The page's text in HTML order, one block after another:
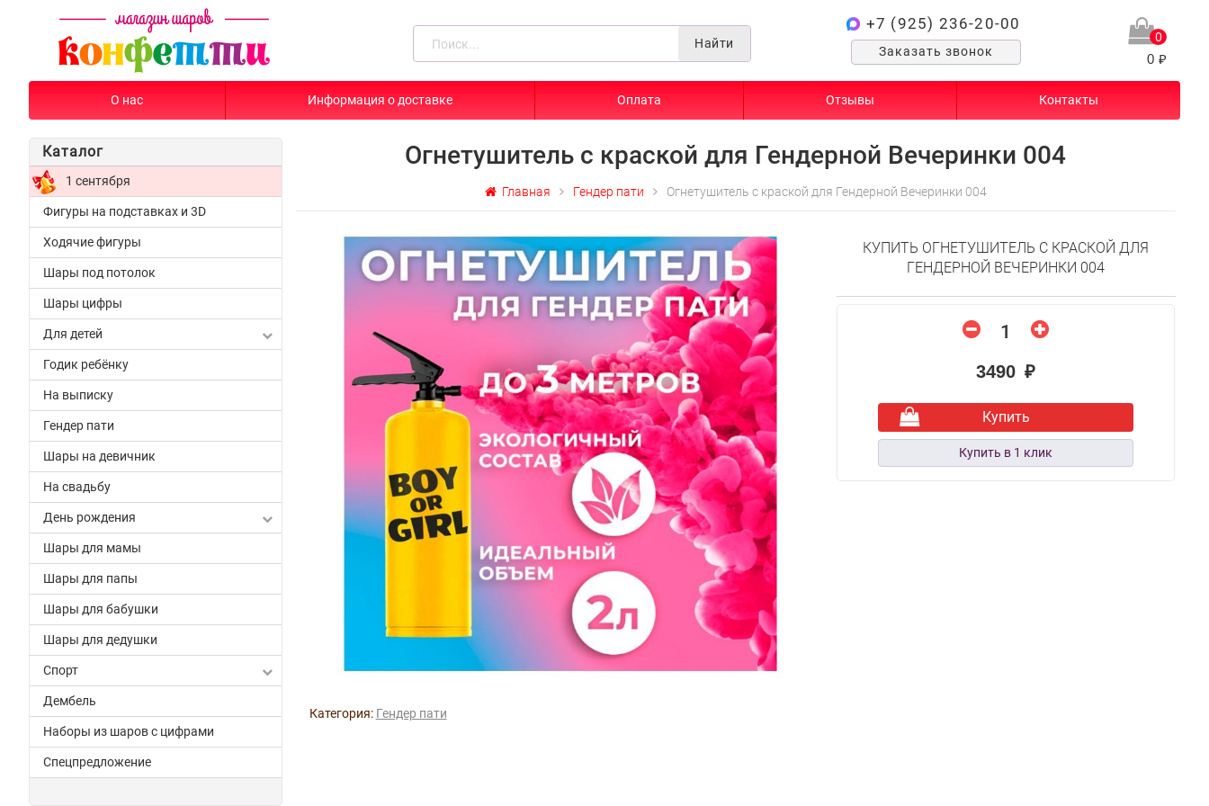
Найти
+7 (925) 236-20-00
Заказать звонок
0
0 ₽
О нас Информация о доставке Оплата Отзывы Контакты
Каталог
1 сентября
Фигуры на подставках и 3D
Ходячие фигуры
Шары под потолок
Шары цифры
Для детей
Годик ребёнку
На выписку
Гендер пати
Шары на девичник
На свадьбу
День рождения
Шары для мамы
Шары для папы
Шары для бабушки
Шары для дедушки
Спорт
Дембель
Наборы из шаров с цифрами
Спецпредложение
Огнетушитель с краской для Гендерной Вечеринки 004
Главная Гендер пати Огнетушитель с краской для Гендерной Вечеринки 004
Категория: Гендер пати
КУПИТЬ ОГНЕТУШИТЕЛЬ С КРАСКОЙ ДЛЯ
ГЕНДЕРНОЙ ВЕЧЕРИНКИ 004
3490 ₽
Купить